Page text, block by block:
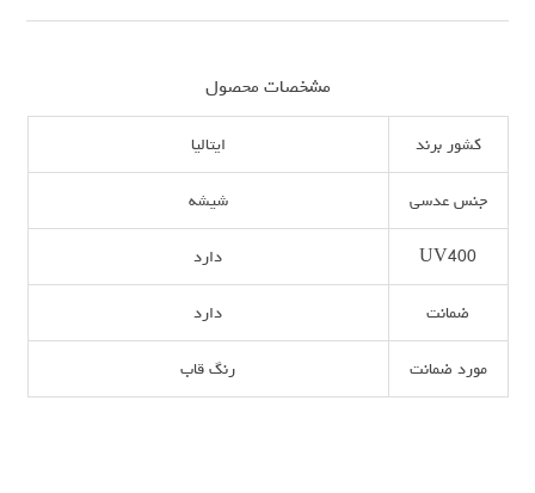
مشخصات محصول
کشور برند
ایتالیا
جنس عدسی
شیشه
UV400
دارد
ضمانت
دارد
مورد ضمانت
رنگ قاب